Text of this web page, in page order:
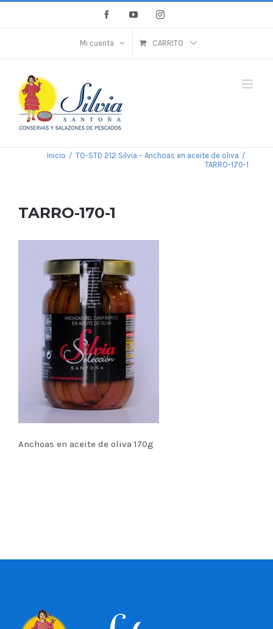
FacebookYouTubeInstagram
Mi cuenta CARRITO
Inicio / TO-STD 212 Silvia – Anchoas en aceite de oliva /
TARRO-170-1
TARRO-170-1
Anchoas en aceite de oliva 170g